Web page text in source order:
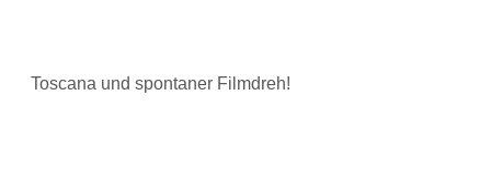
Toscana und spontaner Filmdreh!